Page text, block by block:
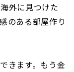
外に見つけた
のある部屋作り
きます。もう金